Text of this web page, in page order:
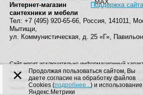
Поддержка
Интернет-магазин
сантехники и мебели
Тел: +7 (495) 920-65-66, Россия, 141011,
Мытищи,
ул. Коммунистическая, д. 25 «Г»,
Сайт носит исключительно информационный
не является публичной офертой, определяемой
Гражданского кодекса Российской Федерации.
наших операторов. Производитель вправе
×
Продолжая пользоваться сайтом, Вы
даете согласие на обработку файлов
Cookies (подробнее...) и использование
Яндекс.Метрики